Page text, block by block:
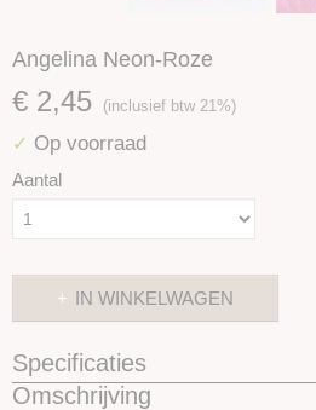
Angelina Neon-Roze
€ 2,45 (inclusief btw 21%)
✓ Op voorraad
Aantal
IN WINKELWAGEN
Specificaties
Productcode
Omschrijving